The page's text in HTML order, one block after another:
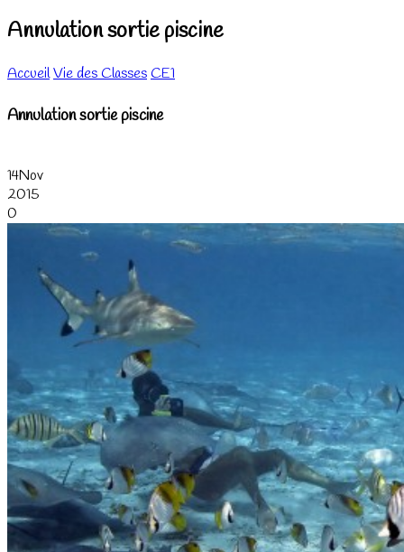
Annulation sortie piscine
AccueilVie des ClassesCE1
Annulation sortie piscine
14Nov
2015
0